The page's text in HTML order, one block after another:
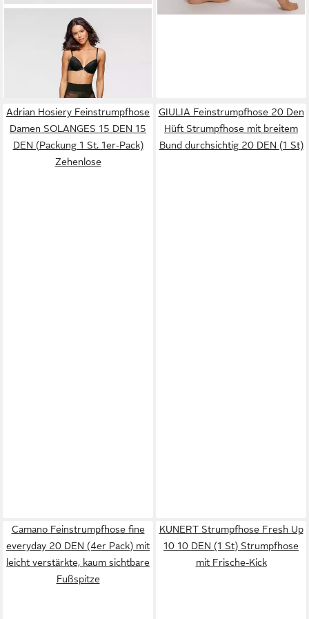
Feinstrumpfhose
20 DEN mit breitem
Komfortbund
Adrian Hosiery Feinstrumpfhose
Damen SOLANGES 15 DEN 15
DEN (Packung 1 St. 1er-Pack)
Zehenlose
GIULIA Feinstrumpfhose 20 Den
Hüft Strumpfhose mit breitem
Bund durchsichtig 20 DEN (1 St)
Camano Feinstrumpfhose fine
everyday 20 DEN (4er Pack) mit
leicht verstärkte, kaum sichtbare
Fußspitze
KUNERT Strumpfhose Fresh Up
10 10 DEN (1 St) Strumpfhose
mit Frische-Kick